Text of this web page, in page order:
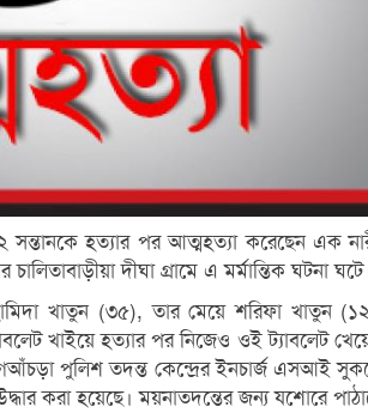
হত্যার পর আত্মহত্যা করেছেন এক
দীঘা গ্রামে এ মর্মান্তিক ঘটনা
হামিদা খাতুন (৩৫), তার মেয়ে শরিফা খাতুন
খাইয়ে হত্যার পর নিজেও ওই ট্যাবলেট
পুলিশ তদন্ত কেন্দ্রের ইনচার্জ এসআই
করা হয়েছে। ময়নাতদন্তের জন্য যশোরে